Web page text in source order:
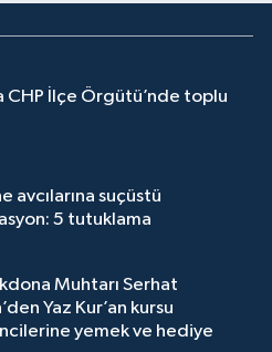
CHP İlçe Örgütü’nde toplu
avcılarına suçüstü
5 tutuklama
Muhtarı Serhat
Kur’an kursu
yemek ve hediye